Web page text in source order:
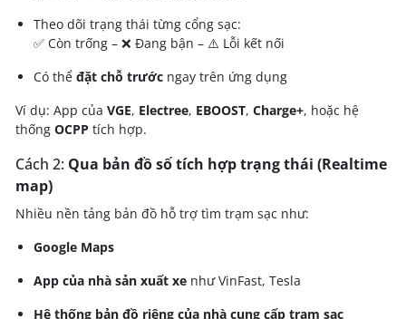
Theo dõi trạng thái từng cổng sạc:
✅ Còn trống – ❌ Đang bận – ⚠️ Lỗi kết nối
Có thể đặt chỗ trước ngay trên ứng dụng
Ví dụ: App của VGE, Electree, EBOOST, Charge+, hoặc hệ
thống OCPP tích hợp.
Cách 2: Qua bản đồ số tích hợp trạng thái (Realtime
map)
Nhiều nền tảng bản đồ hỗ trợ tìm trạm sạc như:
Google Maps
App của nhà sản xuất xe như VinFast, Tesla
Hệ thống bản đồ riêng của nhà cung cấp trạm sạc